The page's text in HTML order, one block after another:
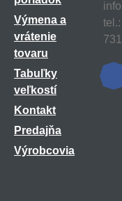
Výmena a
vrátenie
tovaru
Tabuľky
veľkostí
Kontakt
Predajňa
Výrobcovia
731